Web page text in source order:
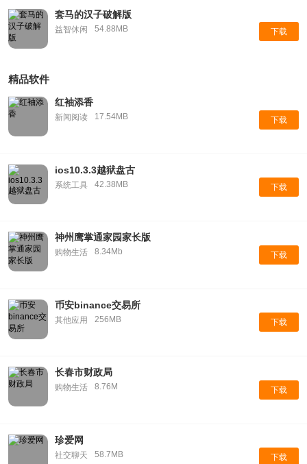
套马的汉子破解版
益智休闲 54.88MB 下载
精品软件
红袖添香
新闻阅读 17.54MB 下载
ios10.3.3越狱盘古
系统工具 42.38MB 下载
神州鹰掌通家园家长版
购物生活 8.34Mb 下载
币安binance交易所
其他应用 256MB 下载
长春市财政局
购物生活 8.76M 下载
珍爱网
社交聊天 58.7MB 下载